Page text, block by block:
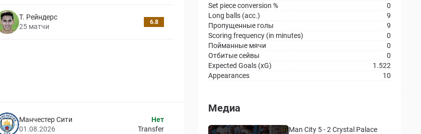
Т. Рейндерс
25 матчи
6.8
Манчестер Сити
01.08.2026
Нет
Transfer
Set piece conversion %
0
Long balls (acc.)
9
Пропущенные голы
9
Scoring frequency (in minutes)
0
Пойманные мячи
0
Отбитые сейвы
0
Expected Goals (xG)
1.522
Appearances
10
Медиа
Man City 5 - 2 Crystal Palace